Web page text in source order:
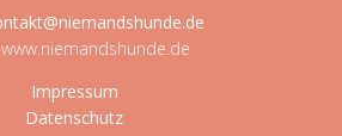
Impressum
Datenschutz